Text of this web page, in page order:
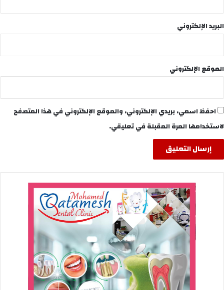
البريد الإلكتروني
الموقع الإلكتروني
احفظ اسمي، بريدي الإلكتروني، والموقع الإلكتروني في هذا المتصفح
لاستخدامها المرة المقبلة في تعليقي.